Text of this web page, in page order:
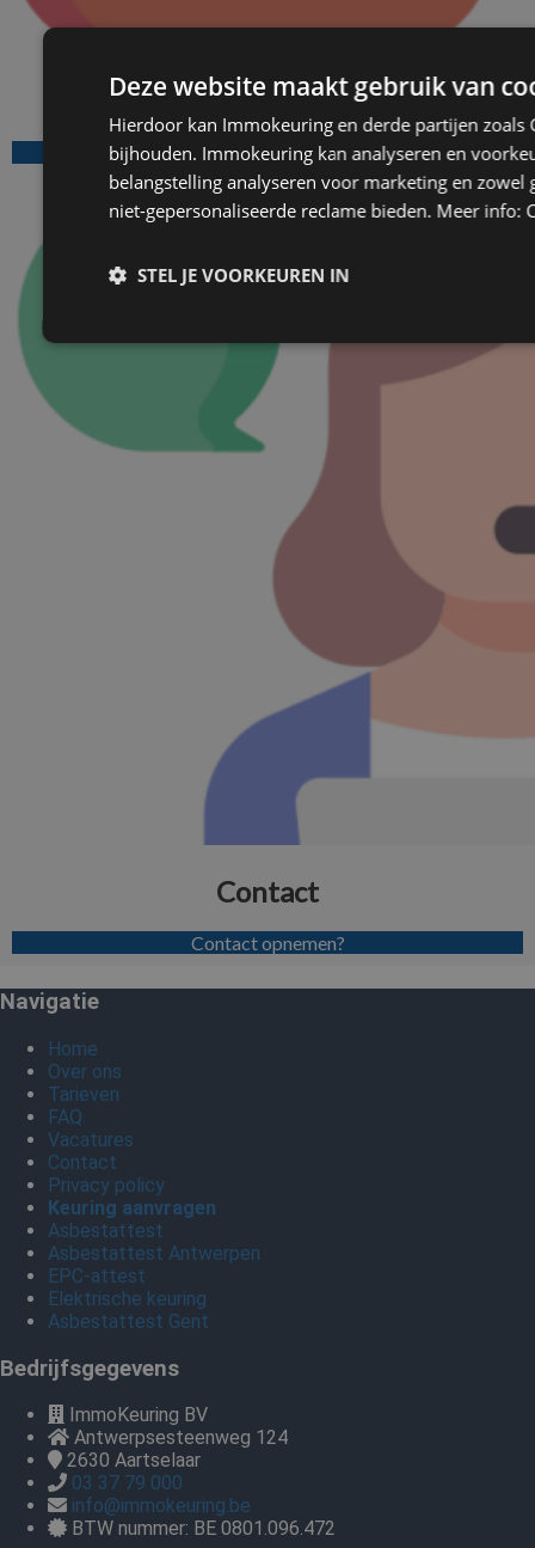
Veelgestelde vragen
Bekijk FAQ
Contact
Contact opnemen?
Navigatie
Home
Over ons
Tarieven
FAQ
Vacatures
Contact
Privacy policy
Keuring aanvragen
Asbestattest
Asbestattest Antwerpen
EPC-attest
Elektrische keuring
Asbestattest Gent
Bedrijfsgegevens
ImmoKeuring BV
Antwerpsesteenweg 124
2630 Aartselaar
03 37 79 000
info@immokeuring.be
BTW nummer: BE 0801.096.472
Deze website maakt gebruik van
Hierdoor kan Immokeuring en derde partijen zoals
bijhouden. Immokeuring kan analyseren en
belangstelling analyseren voor marketing en zowel
niet-gepersonaliseerde reclame bieden. Meer info:
STEL JE VOORKEUREN IN
Strikt
Prestatie Targeting